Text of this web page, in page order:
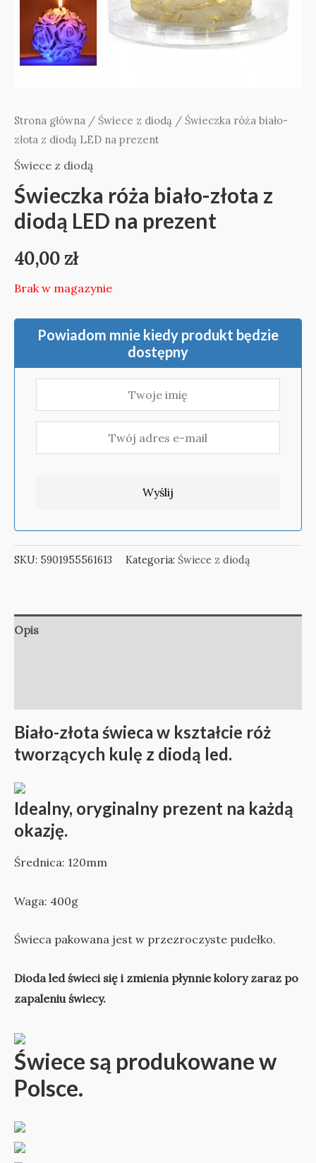
Strona główna / Świece z diodą / Świeczka róża biało-
złota z diodą LED na prezent
Świece z diodą
Świeczka róża biało-złota z
diodą LED na prezent
40,00 zł
Brak w magazynie
Powiadom mnie kiedy produkt będzie
dostępny
SKU: 5901955561613 Kategoria: Świece z diodą
Opis
Biało-złota świeca w kształcie róż
tworzących kulę z diodą led.
Idealny, oryginalny prezent na każdą
okazję.
Średnica: 120mm
Waga: 400g
Świeca pakowana jest w przezroczyste pudełko.
Dioda led świeci się i zmienia płynnie kolory zaraz po
zapaleniu świecy.
Świece są produkowane w
Polsce.